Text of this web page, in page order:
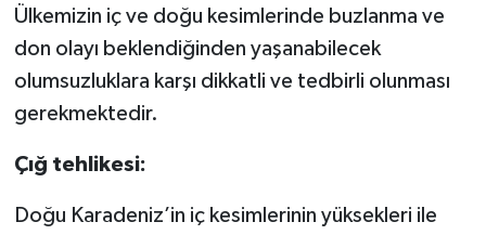
Ülkemizin iç ve doğu kesimlerinde buzlanma ve
don olayı beklendiğinden yaşanabilecek
olumsuzluklara karşı dikkatli ve tedbirli olunması
gerekmektedir.
Çığ tehlikesi:
Doğu Karadeniz’in iç kesimlerinin yüksekleri ile